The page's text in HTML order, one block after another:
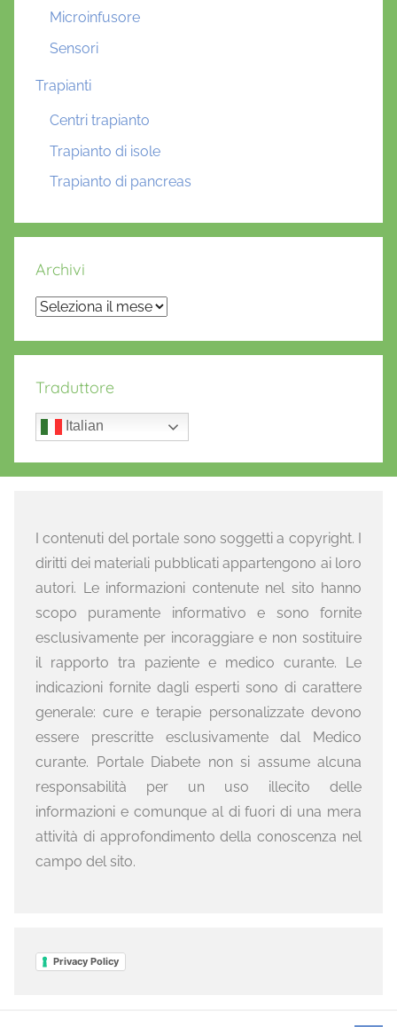
Microinfusore
Sensori
Trapianti
Centri trapianto
Trapianto di isole
Trapianto di pancreas
Archivi
Archivi
Traduttore
Italian
I contenuti del portale sono soggetti a copyright. I
diritti dei materiali pubblicati appartengono ai loro
autori. Le informazioni contenute nel sito hanno
scopo puramente informativo e sono fornite
esclusivamente per incoraggiare e non sostituire
il rapporto tra paziente e medico curante. Le
indicazioni fornite dagli esperti sono di carattere
generale: cure e terapie personalizzate devono
essere prescritte esclusivamente dal Medico
curante. Portale Diabete non si assume alcuna
responsabilità per un uso illecito delle
informazioni e comunque al di fuori di una mera
attività di approfondimento della conoscenza nel
campo del sito.
Privacy Policy